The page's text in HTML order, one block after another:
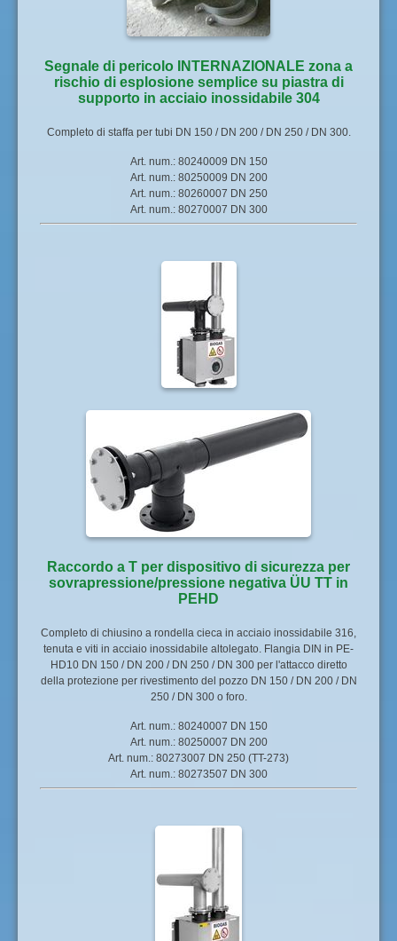
Segnale di pericolo INTERNAZIONALE zona a
rischio di esplosione semplice su piastra di
supporto in acciaio inossidabile 304
Completo di staffa per tubi DN 150 / DN 200 / DN 250 / DN 300.
Art. num.: 80240009 DN 150
Art. num.: 80250009 DN 200
Art. num.: 80260007 DN 250
Art. num.: 80270007 DN 300
Raccordo a T per dispositivo di sicurezza per
sovrapressione/pressione negativa ÜU TT in
PEHD
Completo di chiusino a rondella cieca in acciaio inossidabile 316,
tenuta e viti in acciaio inossidabile altolegato. Flangia DIN in PE-
HD10 DN 150 / DN 200 / DN 250 / DN 300 per l'attacco diretto
della protezione per rivestimento del pozzo DN 150 / DN 200 / DN
250 / DN 300 o foro.
Art. num.: 80240007 DN 150
Art. num.: 80250007 DN 200
Art. num.: 80273007 DN 250 (TT-273)
Art. num.: 80273507 DN 300